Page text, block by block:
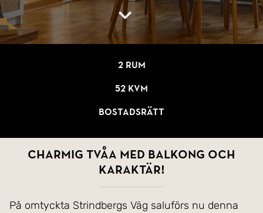
2 rum
52 kvm
Bostadsrätt
Charmig tvåa med balkong och
karaktär!
På omtyckta Strindbergs Väg saluförs nu denna